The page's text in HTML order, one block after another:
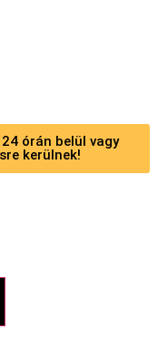
órán belül vagy
kerülnek!